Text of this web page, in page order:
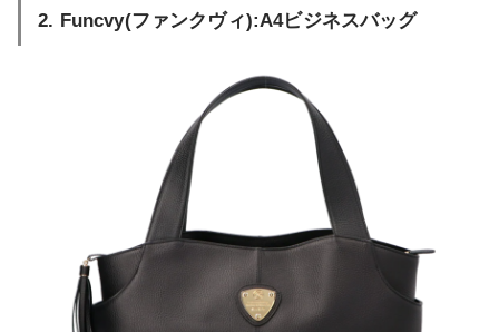
2. Funcvy(ファンクヴィ):A4ビジネスバッグ